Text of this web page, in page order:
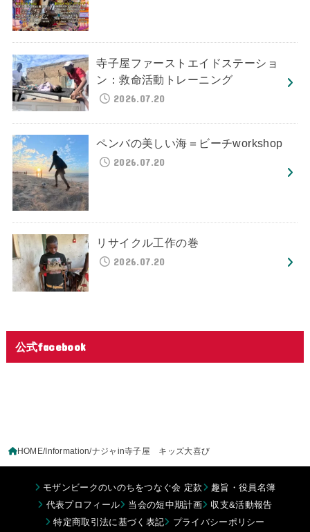
寺子屋ファーストエイドステーショ
ン：救命活動トレーニング
2026.07.20
ペンバの美しい海＝ビーチworkshop
2026.07.20
リサイクル工作の巻
2026.07.20
公式facebook
HOME Information ナジャin寺子屋 キッズ大喜び
モザンビークのいのちをつなぐ会 定款
趣旨・役員名簿
代表プロフィール
当会の短中期計画
収支&活動報告
特定商取引法に基づく表記
プライバシーポリシー